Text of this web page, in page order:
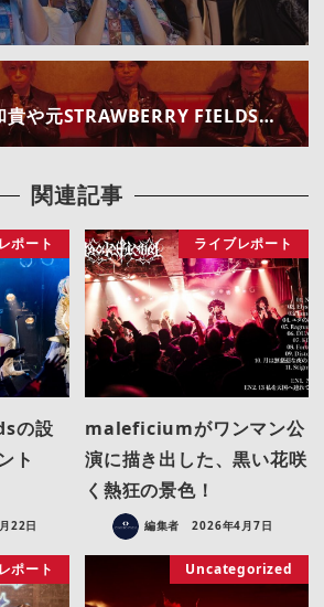
や元STRAWBERRY FIELDS…
関連記事
ポート
の設
ト
22日
ライブレポート
maleficiumがワンマン公
演に描き出した、黒い花咲
く熱狂の景色！
編集者 2026年4月7日
ポート Uncategorized